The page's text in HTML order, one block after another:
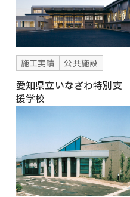
施工実績 公共施設
愛知県立いなざわ特別支
援学校